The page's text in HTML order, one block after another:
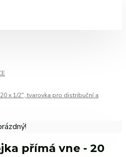
x 1/2", tvarovka pro distribuční a
přímá vne - 20